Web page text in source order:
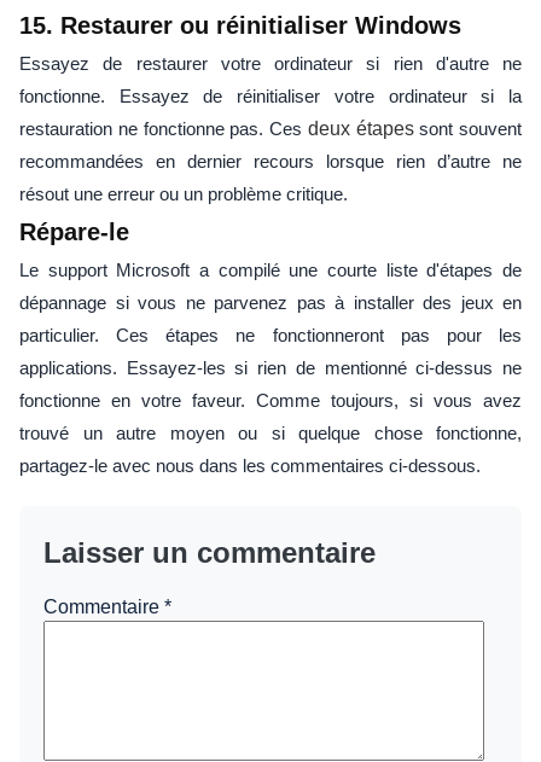
15. Restaurer ou réinitialiser Windows
Essayez de restaurer votre ordinateur si rien d'autre ne
fonctionne. Essayez de réinitialiser votre ordinateur si la
restauration ne fonctionne pas. Ces deux étapessont souvent
recommandées en dernier recours lorsque rien d’autre ne
résout une erreur ou un problème critique.
Répare-le
Le support Microsoft a compilé une courte liste d'étapes de
dépannage si vous ne parvenez pas à installer des jeux en
particulier. Ces étapes ne fonctionneront pas pour les
applications. Essayez-les si rien de mentionné ci-dessus ne
fonctionne en votre faveur. Comme toujours, si vous avez
trouvé un autre moyen ou si quelque chose fonctionne,
partagez-le avec nous dans les commentaires ci-dessous.
Laisser un commentaire
Commentaire *